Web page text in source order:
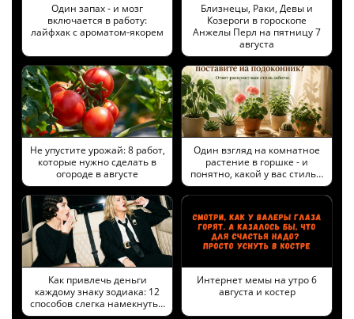
Один запах - и мозг
включается в работу:
лайфхак с ароматом-якорем
Близнецы, Раки, Девы и
Козероги в гороскопе
Анжелы Перл на пятницу 7
августа
Не упустите урожай: 8 работ,
которые нужно сделать в
огороде в августе
Один взгляд на комнатное
растение в горшке - и
понятно, какой у вас стиль…
Как привлечь деньги
каждому знаку зодиака: 12
способов слегка намекнуть…
Интернет мемы на утро 6
августа и костер